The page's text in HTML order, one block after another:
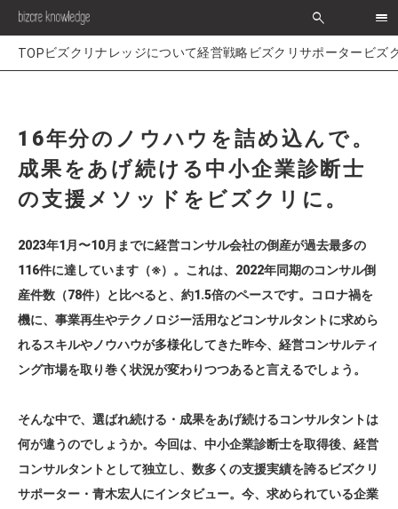
search
経営戦略ビズクリサポーター ビズ
16年分のノウハウを詰め込んで。
成果をあげ続ける中小企業診断士
の支援メソッドをビズクリに。
2023年1月〜10月までに経営コンサル会社の倒産が過去最多の
116件に達しています（※）。これは、2022年同期のコンサル倒
産件数（78件）と比べると、約1.5倍のペースです。コロナ禍を
機に、事業再生やテクノロジー活用などコンサルタントに求めら
れるスキルやノウハウが多様化してきた昨今、経営コンサルティ
ング市場を取り巻く状況が変わりつつあると言えるでしょう。
そんな中で、選ばれ続ける・成果をあげ続けるコンサルタントは
何が違うのでしょうか。今回は、中小企業診断士を取得後、経営
コンサルタントとして独立し、数多くの支援実績を誇るビズクリ
サポーター・青木宏人にインタビュー。今、求められている企業